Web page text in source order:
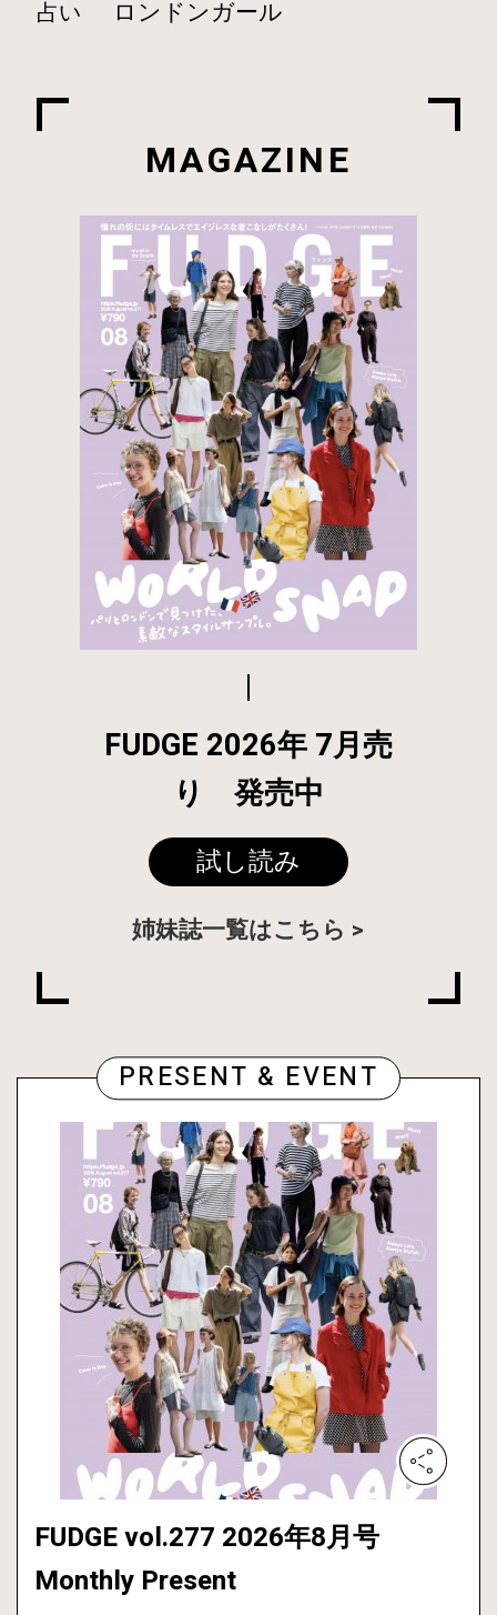
占い ロンドンガール
MAGAZINE
FUDGE 2026年 7月売
り 発売中
試し読み
姉妹誌一覧はこちら
PRESENT & EVENT
FUDGE vol.277 2026年8月号
Monthly Present